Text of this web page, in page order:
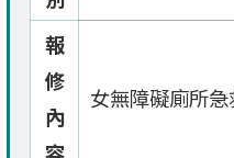
報
修
內
女無障礙廁所急